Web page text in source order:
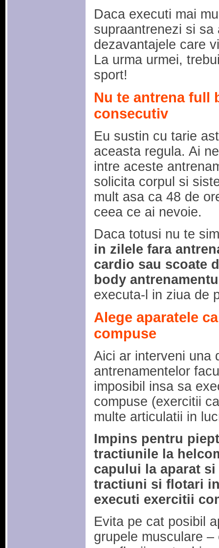
Daca executi mai
supraantrenezi si sa
dezavantajele care
La urma urmei,
sport!
Nu te antrena full
consecutiv
Eu sustin cu tarie
aceasta regula. Ai
intre aceste
solicita corpul si
mult asa ca 48 de
ceea ce ai nevoie.
Daca totusi nu te
in zilele fara
cardio sau scoate
body
executa-l in ziua de
Alege aparatele
compuse
Aici ar interveni una
antrenamentelor
imposibil insa sa
compuse (exercitii
multe articulatii in
Impins pentru
tractiunile la
capului la aparat
tractiuni si flotari
executi exercitii
Evita pe cat posibil
grupele musculare